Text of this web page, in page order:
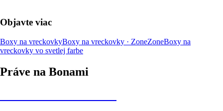
Objavte viac
Boxy na vreckovkyBoxy na vreckovky · ZoneZoneBoxy na
vreckovky vo svetlej farbe
Práve na Bonami